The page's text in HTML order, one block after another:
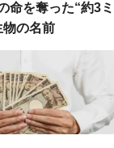
命を奪った“約3ミ
物の名前